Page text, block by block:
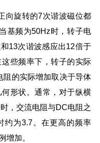
向旋转的7次谐波磁位都
基频为50Hz时，转子电
13次谐波感应出12倍于
些频率下，转子的实际
阻的实际增加取决于导体
形状。通常，对于纵横
，交流电阻与DC电阻之
约为3.7。在更高的频率
增加。